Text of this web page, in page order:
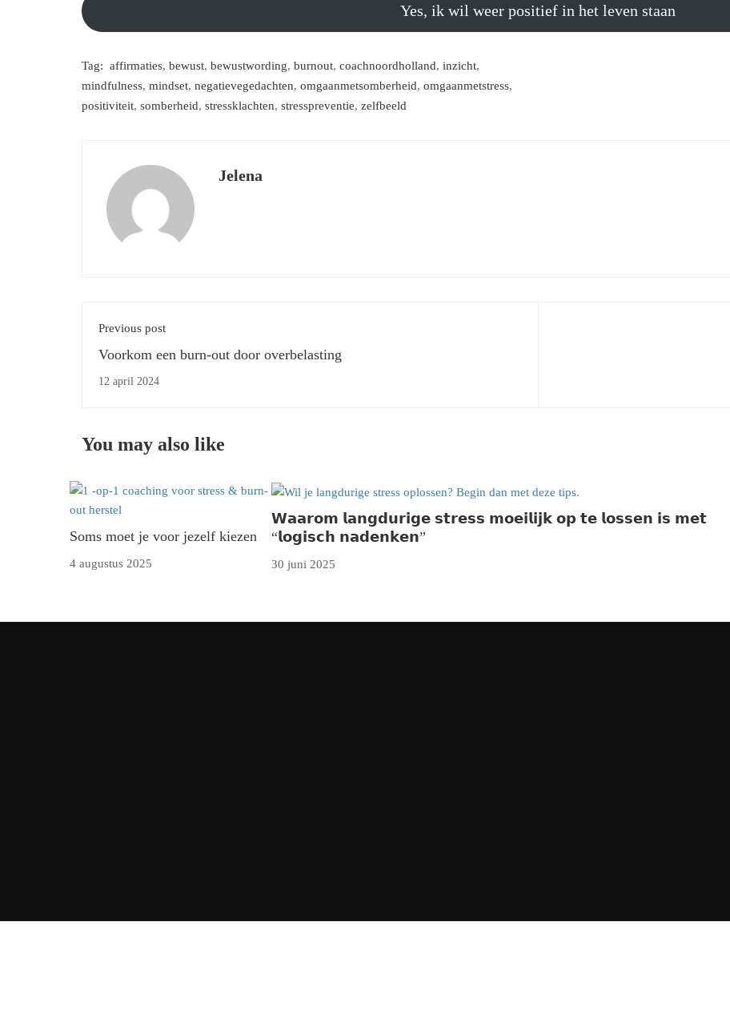
Yes, ik wil weer positief in het leven staan
Tag: affirmaties, bewust, bewustwording, burnout, coachnoordholland, inzicht,
mindfulness, mindset, negatievegedachten, omgaanmetsomberheid, omgaanmetstress,
positiviteit, somberheid, stressklachten, stresspreventie, zelfbeeld
Jelena
Previous post
Voorkom een burn-out door overbelasting
12 april 2024
You may also like
Soms moet je voor jezelf kiezen
4 augustus 2025
𝗪𝗮𝗮𝗿𝗼𝗺 𝗹𝗮𝗻𝗴𝗱𝘂𝗿𝗶𝗴𝗲 𝘀𝘁𝗿𝗲𝘀𝘀 𝗺𝗼𝗲𝗶𝗹𝗶𝗷𝗸 𝗼𝗽 𝘁𝗲 𝗹𝗼𝘀𝘀𝗲𝗻 𝗶𝘀 𝗺𝗲𝘁
“𝗹𝗼𝗴𝗶𝘀𝗰𝗵 𝗻𝗮𝗱𝗲𝗻𝗸𝗲𝗻”
30 juni 2025